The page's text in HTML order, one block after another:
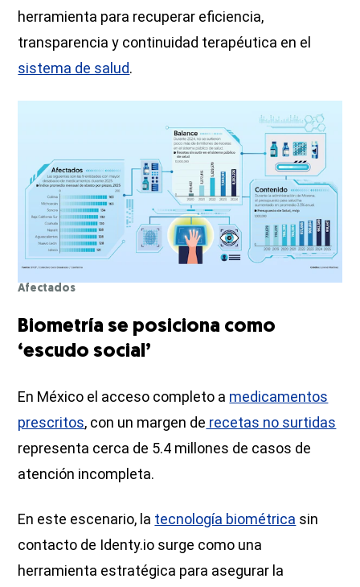
herramienta para recuperar eficiencia,
transparencia y continuidad terapéutica en el
sistema de salud.
Afectados
Biometría se posiciona como
‘escudo social’
En México el acceso completo a medicamentos
prescritos, con un margen de recetas no surtidas
representa cerca de 5.4 millones de casos de
atención incompleta.
En este escenario, la tecnología biométrica sin
contacto de Identy.io surge como una
herramienta estratégica para asegurar la